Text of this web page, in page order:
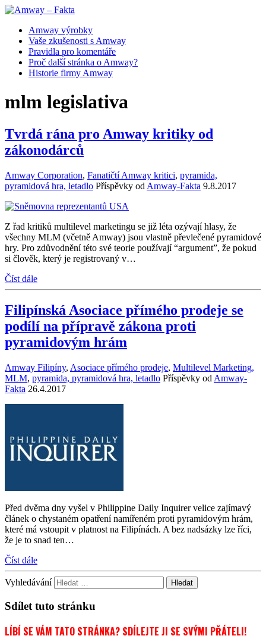
Amway výrobky
Vaše zkušenosti s Amway
Pravidla pro komentáře
Proč další stránka o Amway?
Historie firmy Amway
mlm legislativa
Tvrdá rána pro Amway kritiky od
zákonodárců
Amway Corporation, Fanatičtí Amway kritici, pyramida,
pyramidová hra, letadlo Příspěvky od Amway-Fakta 9.8.2017
Z řad kritiků multilevel marketingu se již léta ozývají hlasy, že
všechny MLM (včetně Amway) jsou vlastně převlečené pyramidové
hry. Pro zdůvodnění této své teorie používají “argument”, že pokud
si člověk, který je registrovaný v…
Číst dále
Filipínská Asociace přímého prodeje se
podílí na přípravě zákona proti
pyramidovým hrám
Amway Filipíny, Asociace přímého prodeje, Multilevel Marketing,
MLM, pyramida, pyramidová hra, letadlo Příspěvky od Amway-
Fakta 26.4.2017
Před dvěma dny vyšel v Philippine Daily Inquirer velice zajímavý
článek o chystaném opatření namířeném proti pyramidovým hrám,
které má vstoupit v platnost na Filipínách. A bez nadsázky lze říci,
že je to snad ten…
Číst dále
Vyhledávání
Sdílet tuto stránku
LÍBÍ SE VÁM TATO STRÁNKA? SDÍLEJTE JI SE SVÝMI PŘÁTELI!